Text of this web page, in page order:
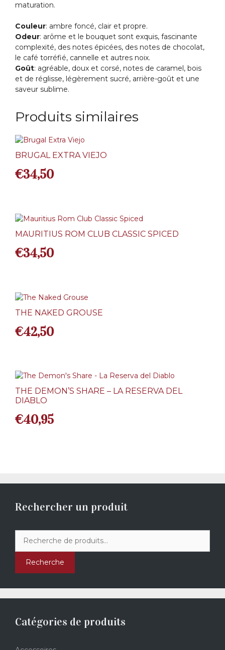
maturation.
Couleur: ambre foncé, clair et propre.
Odeur: arôme et le bouquet sont exquis, fascinante
complexité, des notes épicées, des notes de chocolat,
le café torréfié, cannelle et autres noix.
Goût: agréable, doux et corsé, notes de caramel, bois
et de réglisse, légèrement sucré, arrière-goût et une
saveur sublime.
Produits similaires
BRUGAL EXTRA VIEJO
€34,50
MAURITIUS ROM CLUB CLASSIC SPICED
€34,50
THE NAKED GROUSE
€42,50
THE DEMON’S SHARE – LA RESERVA DEL
DIABLO
€40,95
Rechercher un produit
pour :
Recherche
Catégories de produits